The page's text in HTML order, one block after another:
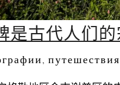
是古代人们
, путешествия